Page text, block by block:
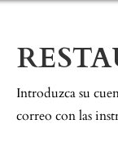
Introduzca su
correo con las